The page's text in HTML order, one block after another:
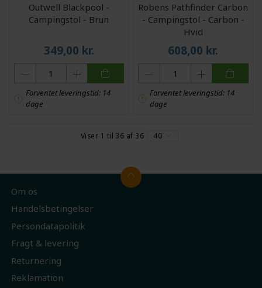
Outwell Blackpool -
Campingstol - Brun
349,00 kr.
Forventet leveringstid: 14
dage
Robens Pathfinder Carbon
- Campingstol - Carbon -
Hvid
608,00 kr.
Forventet leveringstid: 14
dage
Viser 1 til 36 af 36 40
Om os
Handelsbetingelser
Persondatapolitik
Fragt & levering
Returnering
Reklamation